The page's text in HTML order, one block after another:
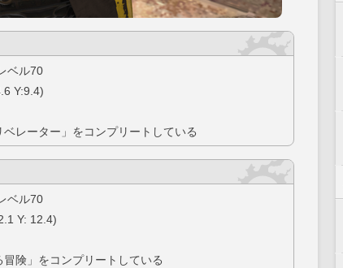
ベル70
Y:9.4)
レーター」をコンプリートしている
ベル70
Y: 12.4)
険」をコンプリートしている